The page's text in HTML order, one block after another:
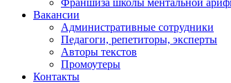
Франшиза школы ментальной
Вакансии
Административные сотрудники
Педагоги, репетиторы, эксперты
Авторы текстов
Промоутеры
Контакты